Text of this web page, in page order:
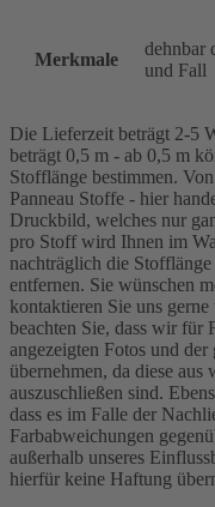
Merkmale
dehnbar
und Fall
Die Lieferzeit beträgt 2-5
beträgt 0,5 m - ab 0,5 m
Stofflänge bestimmen.
Panneau Stoffe - hier
Druckbild, welches nur
pro Stoff wird Ihnen im
nachträglich die
entfernen. Sie wünschen
kontaktieren Sie uns
beachten Sie, dass wir für
angezeigten Fotos und
übernehmen, da diese
auszuschließen sind.
dass es im Falle der
Farbabweichungen
außerhalb unseres
hierfür keine Haftung